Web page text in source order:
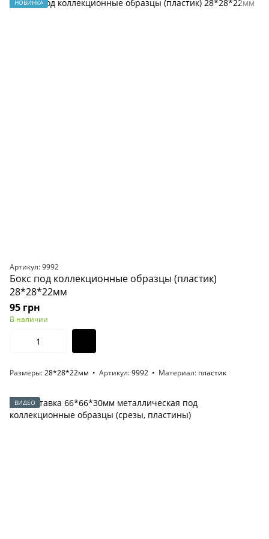
НОВИНКА
Артикул: 9992
Бокс под коллекционные образцы (пластик)
28*28*22мм
95 грн
В наличии
Размеры 28*28*22мм Артикул 9992 Материал пластик
ВИДЕО